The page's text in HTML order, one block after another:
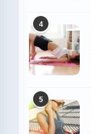
4
5